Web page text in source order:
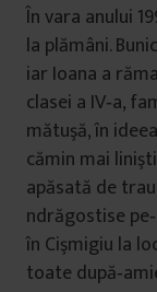
În vara anului
la plămâni.
iar Ioana a
clasei a IV‐a,
mătuşă, în
cămin mai
apăsată de
ndrăgostise
în Cişmigiu la
toate